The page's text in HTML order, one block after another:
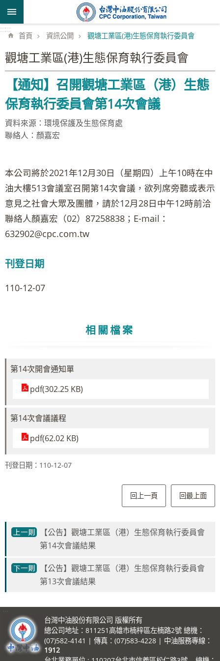
跳到主要內容區塊
::::::
首頁 資訊公開 觀塘工業區(港)生態保育執行委員會
觀塘工業區(港)生態保育執行委員會
【通知】召開觀塘工業區（港）生態
保育執行委員會第14次會議
資料來源：環境保護及生態保育處
聯絡人：顏嘉宏
本公司將於2021年12月30日（星期四）上午10時在中
油大樓513會議室召開第14次會議，欲列席旁聽或表示
意見之社會大眾及團體，請於12月28日中午12時前洽
聯絡人顏嘉宏（02）87258838；E-mail：
632902@cpc.com.tw
刊登日期
110-12-07
相關檔案
第14次開會通知單
pdf(302.25 KB)
第14次會議議程
pdf(62.02 KB)
刊登日期：110-12-07
回上一頁 回最上面
【公告】觀塘工業區（港）生態保育執行委員會
第14次會議結果
【公告】觀塘工業區（港）生態保育執行委員會
第13次會議結果
台灣中油股份有限公司 版權所有
總公司地址：811251高雄市楠梓區左楠路2號 總機：
(07)582-4141 | 傳真：(07)583-4228 | 中油服務專線：
1912